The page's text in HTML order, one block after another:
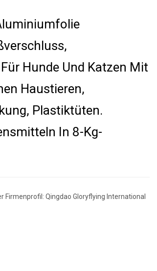
Hunde Und Katzen Mit
Haustieren,
Plastiktüten.
In 8-Kg-
Firmenprofil: Qingdao Gloryflying International